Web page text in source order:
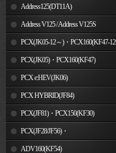
Address125(DT11A)
Address V125 / Address V125S
PCX(JK05-12～)・PCX160(KF47-12
～) PCX(JK05)・PCX160(KF47)
PCX e:HEV(JK06)
PCX HYBRID(JF84)
PCX(JF81)・PCX150(KF30)
PCX(JF28/JF56)・
PCX150(KF12/KF18)
ADV160(KF54)